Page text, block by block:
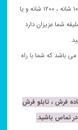
اینکه شما فرش ماشینی ۵۰۰ شانه ، ۷۰۰ شانه ، ۱۰۰۰ شانه ، ۱۲۰۰ شانه و یا
شما عزیزان دارد
باشد که شما با راه
فرش ، تابلو فرش
در تماس باشید.